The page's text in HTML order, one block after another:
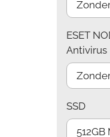
ESET
Antivirus
SSD